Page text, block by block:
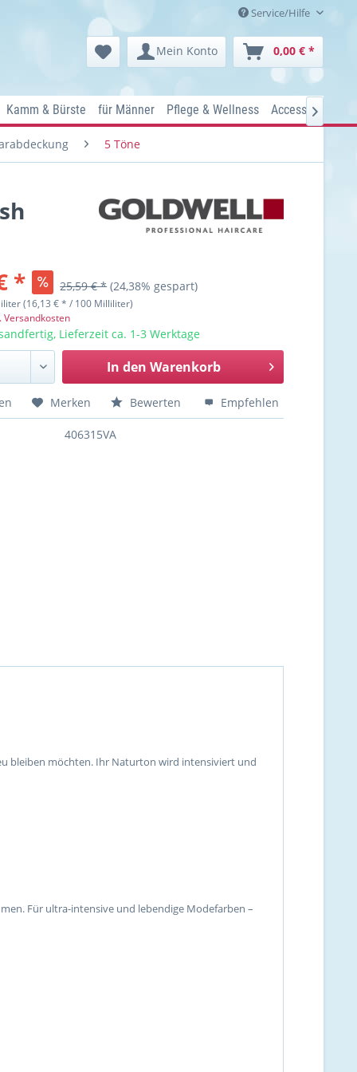
Service/Hilfe
Mein Konto 0,00 € *
Kamm & Bürste für Männer Pflege & Wellness Accessoires

5 Töne
* 25,59 € * (24,38% gespart)
(16,13 € * / 100 Milliliter)
Versandkosten
Lieferzeit ca. 1-3 Werktage
In den Warenkorb
Merken Bewerten Empfehlen
406315VA
bleiben möchten. Ihr Naturton wird intensiviert und
Für ultra-intensive und lebendige Modefarben –